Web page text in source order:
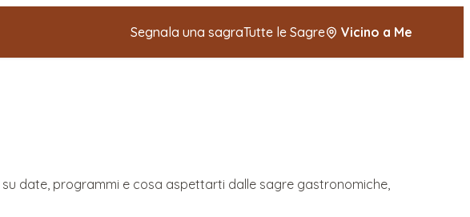
Segnala una sagraTutte le Sagre Vicino a Me
date, programmi e cosa aspettarti dalle sagre gastronomiche,